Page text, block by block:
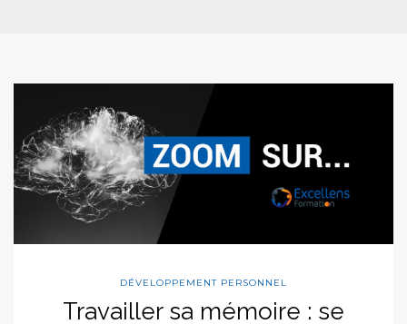
DÉVELOPPEMENT PERSONNEL
Travailler sa mémoire : se